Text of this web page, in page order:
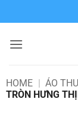
qua
dung
HOME | ÁO
TRÒN HƯNG